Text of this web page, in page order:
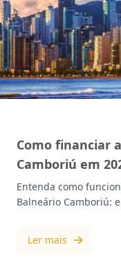
Como financiar
Camboriú em
Mazzotti
Entenda como
Balneário Camboriú:
Ler mais